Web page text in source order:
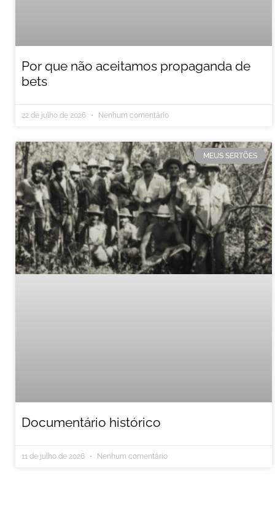
Por que não aceitamos propaganda de
bets
22 de julho de 2026 Nenhum comentário
MEUS SERTÕES
Documentário histórico
11 de julho de 2026 Nenhum comentário